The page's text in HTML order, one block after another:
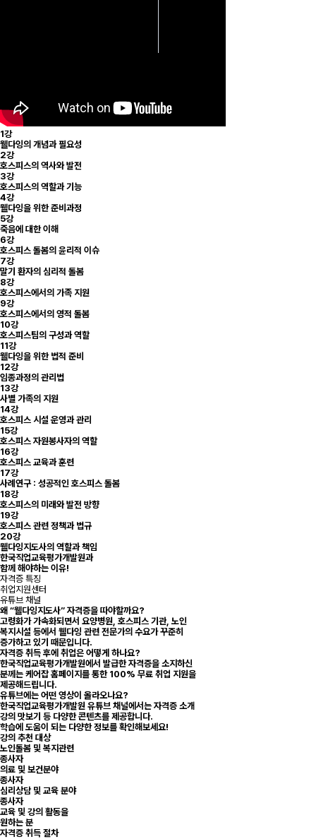
1강
웰다잉의 개념과 필요성
2강
호스피스의 역사와 발전
3강
호스피스의 역할과 기능
4강
웰다잉을 위한 준비과정
5강
죽음에 대한 이해
6강
호스피스 돌봄의 윤리적 이슈
7강
말기 환자의 심리적 돌봄
8강
호스피스에서의 가족 지원
9강
호스피스에서의 영적 돌봄
10강
호스피스팀의 구성과 역할
11강
웰다잉을 위한 법적 준비
12강
임종과정의 관리법
13강
사별 가족의 지원
14강
호스피스 시설 운영과 관리
15강
호스피스 자원봉사자의 역할
16강
호스피스 교육과 훈련
17강
사례연구 : 성공적인 호스피스 돌봄
18강
호스피스의 미래와 발전 방향
19강
호스피스 관련 정책과 법규
20강
웰다잉지도사의 역할과 책임
한국직업교육평가개발원과
함께 해야하는 이유!
자격증 특징
취업지원센터
유튜브 채널
왜 “웰다잉지도사” 자격증을 따야할까요?
고령화가 가속화되면서 요양병원, 호스피스 기관, 노인
복지시설 등에서 웰다잉 관련 전문가의 수요가 꾸준히
증가하고 있기 때문입니다.
자격증 취득 후에 취업은 어떻게 하나요?
한국직업교육평가개발원에서 발급한 자격증을 소지하신
분께는 케어잡 홈페이지를 통한 100% 무료 취업 지원을
제공해드립니다.
유튜브에는 어떤 영상이 올라오나요?
한국직업교육평가개발원 유튜브 채널에서는 자격증 소개
강의 맛보기 등 다양한 콘텐츠를 제공합니다.
학습에 도움이 되는 다양한 정보를 확인해보세요!
강의 추천 대상
노인돌봄 및 복지관련
종사자
의료 및 보건분야
종사자
심리상담 및 교육 분야
종사자
교육 및 강의 활동을
원하는 분
자격증 취득 절차